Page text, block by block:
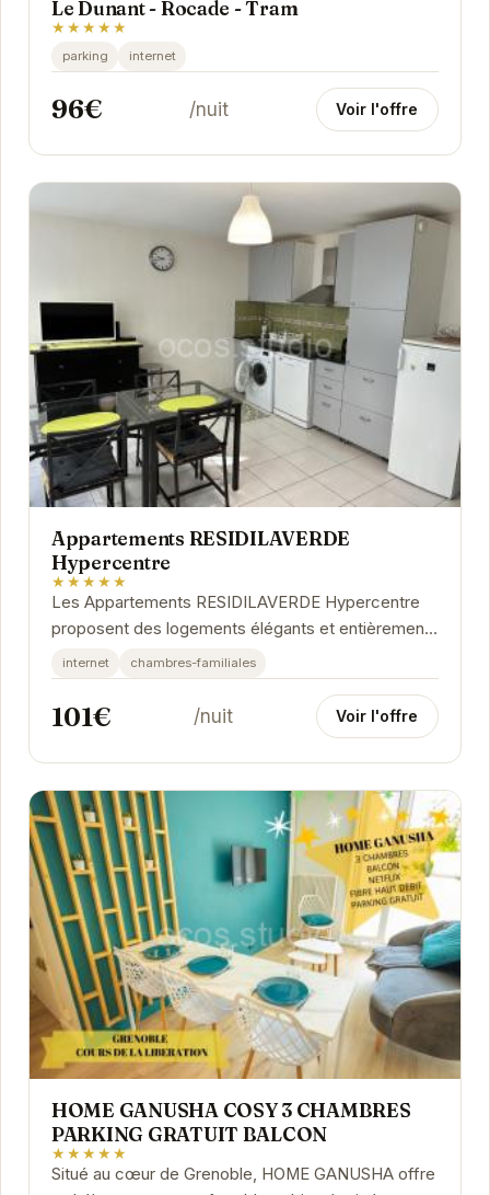
Le Dunant - Rocade - Tram
★★★★★
parking internet
96€ /nuit Voir l'offre
Appartements RESIDILAVERDE
Hypercentre
★★★★★
Les Appartements RESIDILAVERDE Hypercentre
proposent des logements élégants et entièrement
équipés au cœur de Grenoble. Idéalement situés,...
internet chambres-familiales
101€ /nuit Voir l'offre
HOME GANUSHA COSY 3 CHAMBRES
PARKING GRATUIT BALCON
★★★★★
Situé au cœur de Grenoble, HOME GANUSHA offre